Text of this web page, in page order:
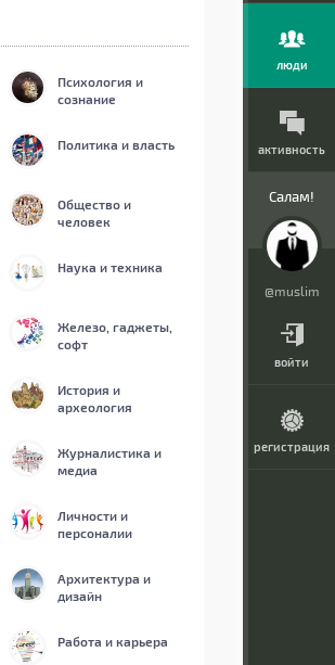
люди
активность
Салам!
@muslim
войти
регистрация
Психология и
сознание
Политика и власть
Общество и
человек
Наука и техника
Железо, гаджеты,
софт
История и
археология
Журналистика и
медиа
Личности и
персоналии
Архитектура и
дизайн
Работа и карьера